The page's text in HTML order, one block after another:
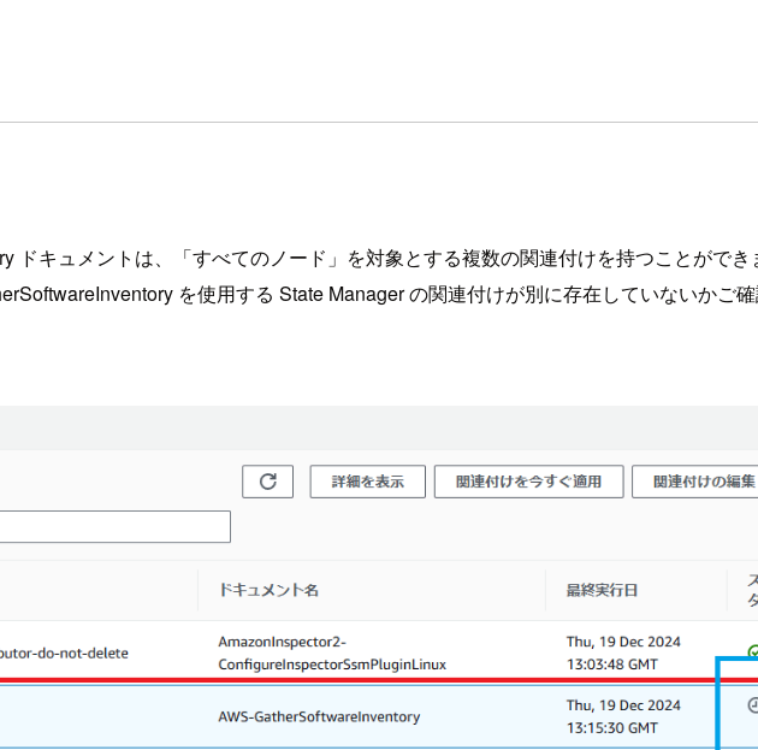
ドキュメントは、「すべてのノード」を対象とする複数の関連付けを持つことができ
を使用する State Manager の関連付けが別に存在していないかご確